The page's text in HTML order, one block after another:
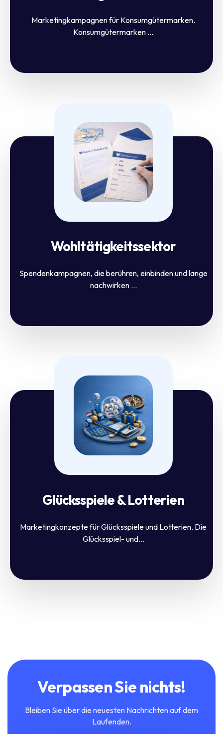
Marketingkampagnen für Konsumgütermarken.
Konsumgütermarken ...
Wohltätigkeitssektor
Spendenkampagnen, die berühren, einbinden und lange
nachwirken ...
Glücksspiele & Lotterien
Marketingkonzepte für Glücksspiele und Lotterien. Die
Glücksspiel- und...
Verpassen Sie nichts!
Bleiben Sie über die neuesten Nachrichten auf dem
Laufenden.